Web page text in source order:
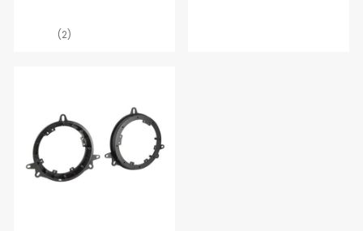
(2)